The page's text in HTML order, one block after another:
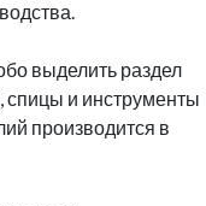
выделить раздел
спицы и инструменты
производится в